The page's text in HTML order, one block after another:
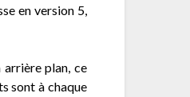
en version 5,
arrière plan, ce
sont à chaque